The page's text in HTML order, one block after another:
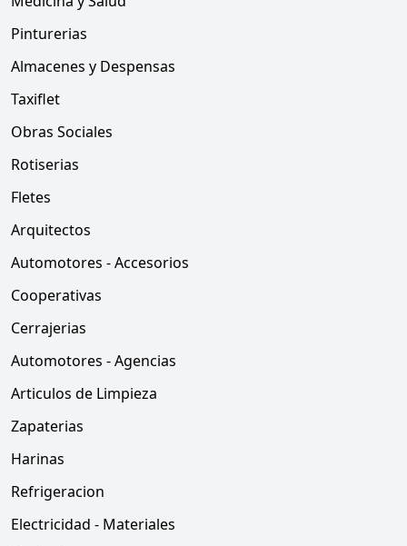
Pinturerias
Almacenes y Despensas
Taxiflet
Obras Sociales
Rotiserias
Fletes
Arquitectos
Automotores - Accesorios
Cooperativas
Cerrajerias
Automotores - Agencias
Articulos de Limpieza
Zapaterias
Harinas
Refrigeracion
Electricidad - Materiales